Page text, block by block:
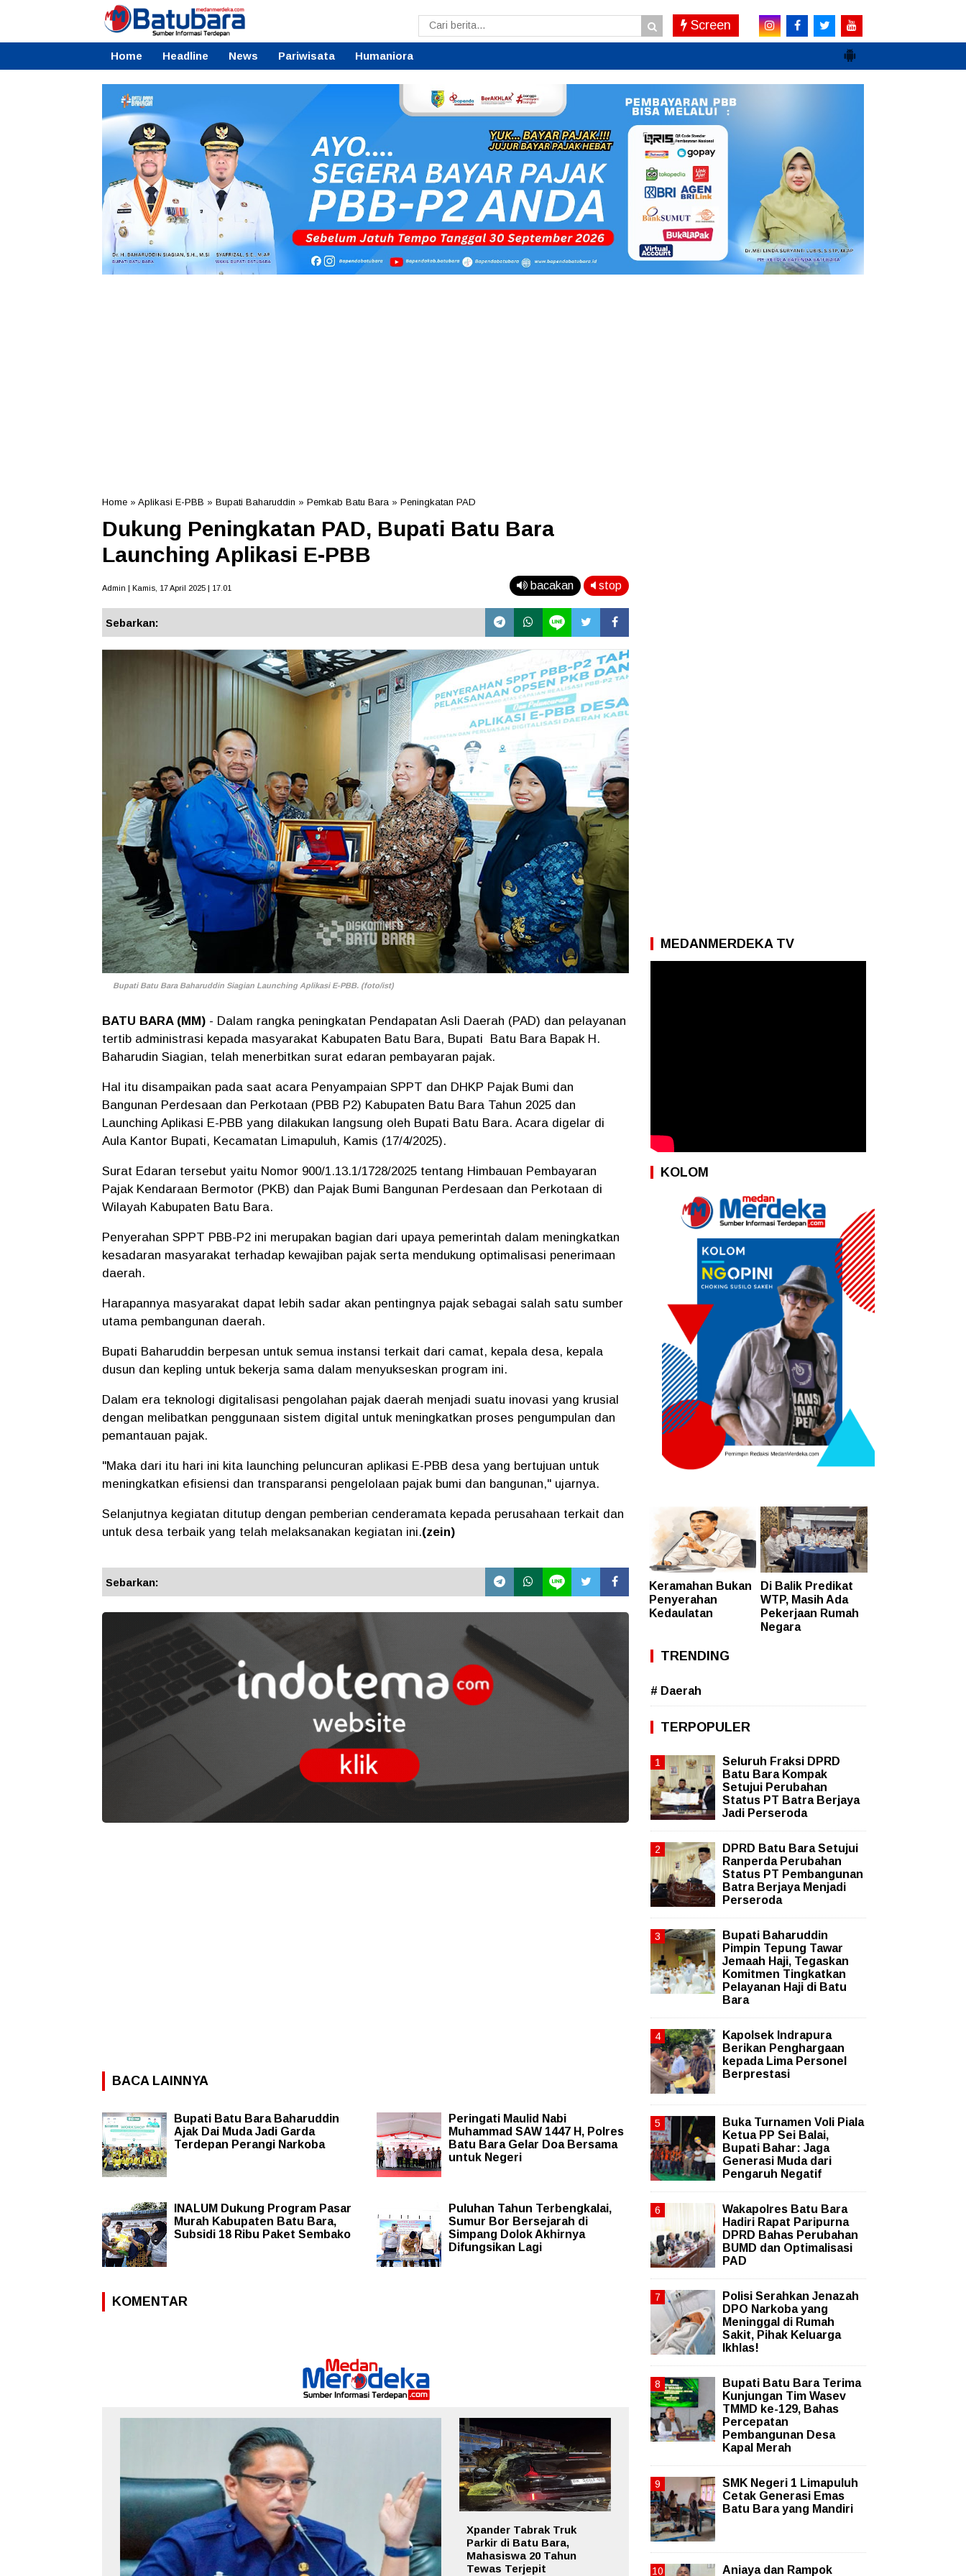
Screen
Home Headline News Pariwisata Humaniora
Home » Aplikasi E-PBB » Bupati Baharuddin » Pemkab Batu Bara » Peningkatan PAD
Dukung Peningkatan PAD, Bupati Batu Bara
Launching Aplikasi E-PBB
Admin | Kamis, 17 April 2025 | 17.01 bacakan stop
Sebarkan:
Bupati Batu Bara Baharuddin Siagian Launching Aplikasi E-PBB. (foto/ist)
BATU BARA (MM) - Dalam rangka peningkatan Pendapatan Asli Daerah (PAD) dan pelayanan
tertib administrasi kepada masyarakat Kabupaten Batu Bara, Bupati Batu Bara Bapak H.
Baharudin Siagian, telah menerbitkan surat edaran pembayaran pajak.
Hal itu disampaikan pada saat acara Penyampaian SPPT dan DHKP Pajak Bumi dan
Bangunan Perdesaan dan Perkotaan (PBB P2) Kabupaten Batu Bara Tahun 2025 dan
Launching Aplikasi E-PBB yang dilakukan langsung oleh Bupati Batu Bara. Acara digelar di
Aula Kantor Bupati, Kecamatan Limapuluh, Kamis (17/4/2025).
Surat Edaran tersebut yaitu Nomor 900/1.13.1/1728/2025 tentang Himbauan Pembayaran
Pajak Kendaraan Bermotor (PKB) dan Pajak Bumi Bangunan Perdesaan dan Perkotaan di
Wilayah Kabupaten Batu Bara.
Penyerahan SPPT PBB-P2 ini merupakan bagian dari upaya pemerintah dalam meningkatkan
kesadaran masyarakat terhadap kewajiban pajak serta mendukung optimalisasi penerimaan
daerah.
Harapannya masyarakat dapat lebih sadar akan pentingnya pajak sebagai salah satu sumber
utama pembangunan daerah.
Bupati Baharuddin berpesan untuk semua instansi terkait dari camat, kepala desa, kepala
dusun dan kepling untuk bekerja sama dalam menyukseskan program ini.
Dalam era teknologi digitalisasi pengolahan pajak daerah menjadi suatu inovasi yang krusial
dengan melibatkan penggunaan sistem digital untuk meningkatkan proses pengumpulan dan
pemantauan pajak.
"Maka dari itu hari ini kita launching peluncuran aplikasi E-PBB desa yang bertujuan untuk
meningkatkan efisiensi dan transparansi pengelolaan pajak bumi dan bangunan," ujarnya.
Selanjutnya kegiatan ditutup dengan pemberian cenderamata kepada perusahaan terkait dan
untuk desa terbaik yang telah melaksanakan kegiatan ini.(zein)
Sebarkan:
BACA LAINNYA
Bupati Batu Bara Baharuddin
Ajak Dai Muda Jadi Garda
Terdepan Perangi Narkoba
Peringati Maulid Nabi
Muhammad SAW 1447 H, Polres
Batu Bara Gelar Doa Bersama
untuk Negeri
INALUM Dukung Program Pasar
Murah Kabupaten Batu Bara,
Subsidi 18 Ribu Paket Sembako
Puluhan Tahun Terbengkalai,
Sumur Bor Bersejarah di
Simpang Dolok Akhirnya
Difungsikan Lagi
KOMENTAR
Xpander Tabrak Truk
Parkir di Batu Bara,
Mahasiswa 20 Tahun
Tewas Terjepit
MEDANMERDEKA TV
KOLOM
Keramahan Bukan
Penyerahan
Kedaulatan
Di Balik Predikat
WTP, Masih Ada
Pekerjaan Rumah
Negara
TRENDING
# Daerah
TERPOPULER
Seluruh Fraksi DPRD
Batu Bara Kompak
Setujui Perubahan
Status PT Batra Berjaya
Jadi Perseroda
DPRD Batu Bara Setujui
Ranperda Perubahan
Status PT Pembangunan
Batra Berjaya Menjadi
Perseroda
Bupati Baharuddin
Pimpin Tepung Tawar
Jemaah Haji, Tegaskan
Komitmen Tingkatkan
Pelayanan Haji di Batu
Bara
Kapolsek Indrapura
Berikan Penghargaan
kepada Lima Personel
Berprestasi
Buka Turnamen Voli Piala
Ketua PP Sei Balai,
Bupati Bahar: Jaga
Generasi Muda dari
Pengaruh Negatif
Wakapolres Batu Bara
Hadiri Rapat Paripurna
DPRD Bahas Perubahan
BUMD dan Optimalisasi
PAD
Polisi Serahkan Jenazah
DPO Narkoba yang
Meninggal di Rumah
Sakit, Pihak Keluarga
Ikhlas!
Bupati Batu Bara Terima
Kunjungan Tim Wasev
TMMD ke-129, Bahas
Percepatan
Pembangunan Desa
Kapal Merah
SMK Negeri 1 Limapuluh
Cetak Generasi Emas
Batu Bara yang Mandiri
Aniaya dan Rampok